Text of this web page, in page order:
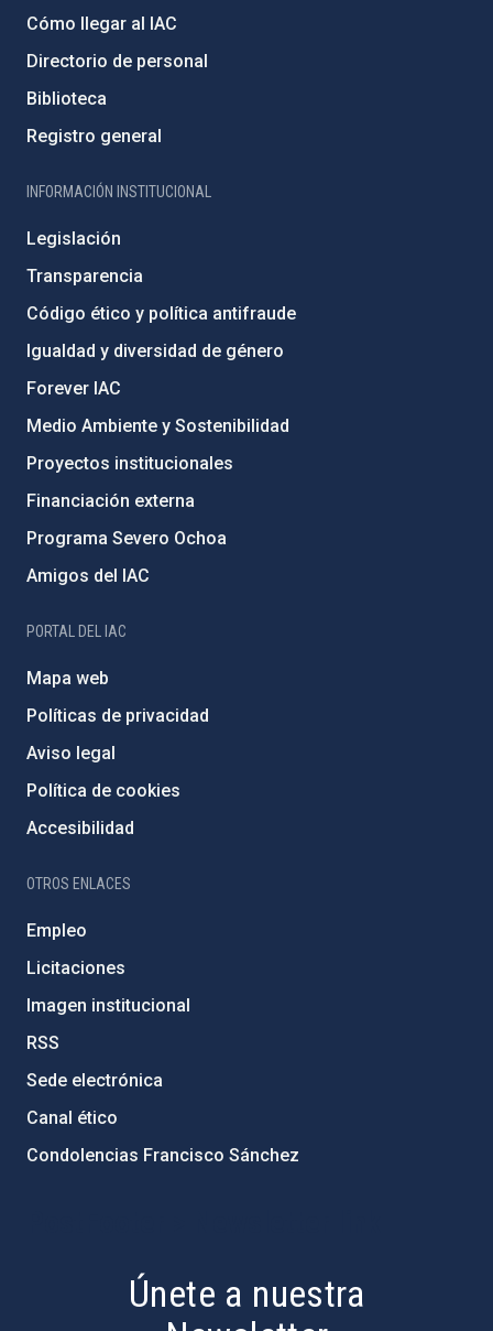
Cómo llegar al IAC
Directorio de personal
Biblioteca
Registro general
INFORMACIÓN INSTITUCIONAL
Legislación
Transparencia
Código ético y política antifraude
Igualdad y diversidad de género
Forever IAC
Medio Ambiente y Sostenibilidad
Proyectos institucionales
Financiación externa
Programa Severo Ochoa
Amigos del IAC
PORTAL DEL IAC
Mapa web
Políticas de privacidad
Aviso legal
Política de cookies
Accesibilidad
OTROS ENLACES
Empleo
Licitaciones
Imagen institucional
RSS
Sede electrónica
Canal ético
Condolencias Francisco Sánchez
Únete a nuestra